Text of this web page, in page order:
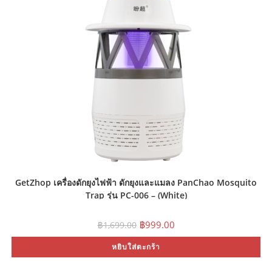
GetZhop เครื่องดักยุงไฟฟ้า ดักยุงและแมลง PanChao Mosquito
Trap รุ่น PC-006 – (White)
฿1,699.00 Original
price
was:
฿1,699.00.
฿999.00Current
price
is:
หยิบใส่ตะกร้า